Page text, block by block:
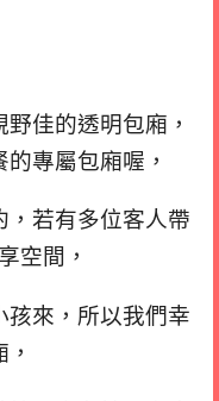
佳的透明包廂，
專屬包廂喔，
，若有多位客人帶
空間，
孩來，所以我們幸